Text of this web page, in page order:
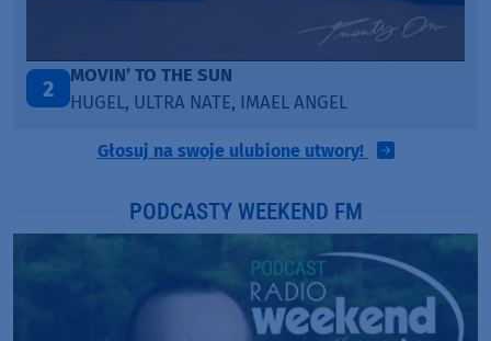
3
TAŃCZ!
BLETKA
Głosuj na swoje ulubione utwory!
PODCASTY WEEKEND FM